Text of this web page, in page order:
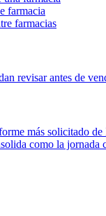
farmacia
farmacias
revisar antes de
más solicitado
como la jornada